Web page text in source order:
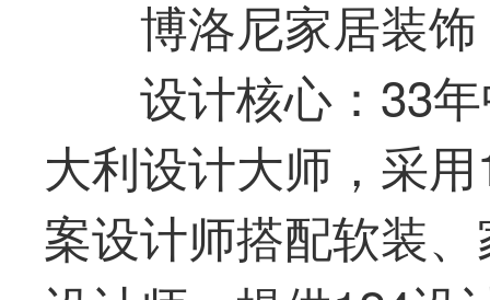
博洛尼家居装饰
设计核心：33
大利设计大师，采
案设计师搭配软装